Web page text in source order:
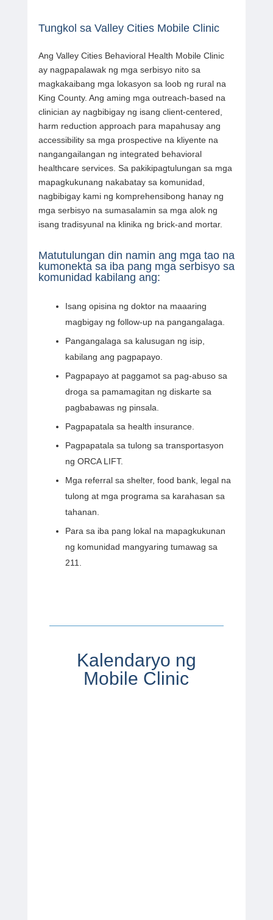
Tungkol sa Valley Cities Mobile Clinic
Ang Valley Cities Behavioral Health Mobile Clinic
ay nagpapalawak ng mga serbisyo nito sa
magkakaibang mga lokasyon sa loob ng rural na
King County. Ang aming mga outreach-based na
clinician ay nagbibigay ng isang client-centered,
harm reduction approach para mapahusay ang
accessibility sa mga prospective na kliyente na
nangangailangan ng integrated behavioral
healthcare services. Sa pakikipagtulungan sa mga
mapagkukunang nakabatay sa komunidad,
nagbibigay kami ng komprehensibong hanay ng
mga serbisyo na sumasalamin sa mga alok ng
isang tradisyunal na klinika ng brick-and mortar.
Matutulungan din namin ang mga tao na
kumonekta sa iba pang mga serbisyo sa
komunidad kabilang ang:
Isang opisina ng doktor na maaaring
magbigay ng follow-up na pangangalaga.
Pangangalaga sa kalusugan ng isip,
kabilang ang pagpapayo.
Pagpapayo at paggamot sa pag-abuso sa
droga sa pamamagitan ng diskarte sa
pagbabawas ng pinsala.
Pagpapatala sa health insurance.
Pagpapatala sa tulong sa transportasyon
ng ORCA LIFT.
Mga referral sa shelter, food bank, legal na
tulong at mga programa sa karahasan sa
tahanan.
Para sa iba pang lokal na mapagkukunan
ng komunidad mangyaring tumawag sa
211.
Kalendaryo ng
Mobile Clinic